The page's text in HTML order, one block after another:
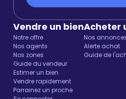
Vendre un bien
Notre offre
Nos agents
Nos zones
Guide du vendeur
Estimer un bien
Vendre rapidement
Parrainez un proche
Acheter
Nos
Alerte achat
Guide de